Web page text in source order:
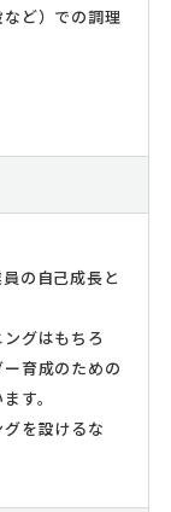
ど）での調理
の自己成長と
グはもちろ
育成のための
す。
を設けるな